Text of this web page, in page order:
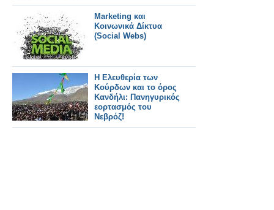
Marketing και
Κοινωνικά Δίκτυα
(Social Webs)
Η Ελευθερία των
Κούρδων και το όρος
Κανδήλι: Πανηγυρικός
εορτασμός του
Νεβρόζ!